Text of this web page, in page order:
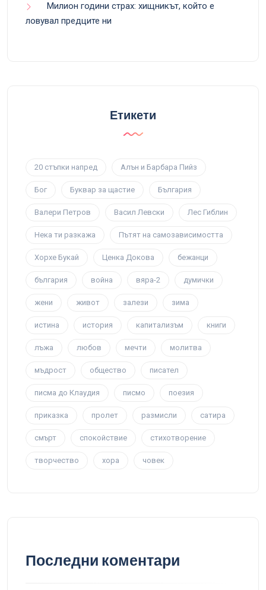
Милион години страх: хищникът, който е
ловувал предците ни
Етикети
20 стъпки напред Алън и Барбара Пийз
Бог Буквар за щастие България
Валери Петров Васил Левски Лес Гиблин
Нека ти разкажа Пътят на самозависимостта
Хорхе Букай Ценка Докова бежанци
българия война вяра-2 думички
жени живот залези зима
истина история капитализъм книги
лъжа любов мечти молитва
мъдрост общество писател
писма до Клаудия писмо поезия
приказка пролет размисли сатира
смърт спокойствие стихотворение
творчество хора човек
Последни коментари